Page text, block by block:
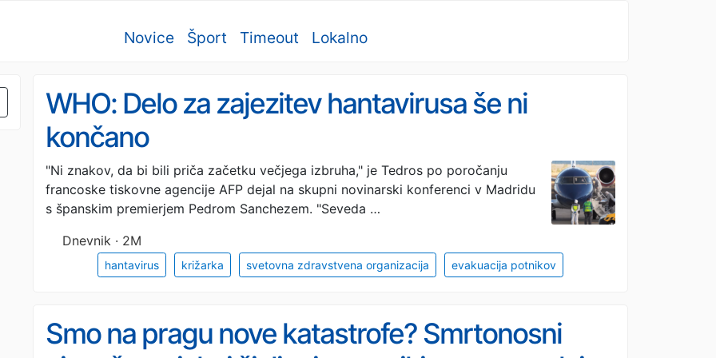
Novice Šport Timeout Lokalno
WHO: Delo za zajezitev hantavirusa še ni
končano
"Ni znakov, da bi bili priča začetku večjega izbruha," je Tedros po poročanju
francoske tiskovne agencije AFP dejal na skupni novinarski konferenci v Madridu
s španskim premierjem Pedrom Sanchezem. "Seveda …
Dnevnik · 2M
hantavirus križarka svetovna zdravstvena organizacija evakuacija potnikov
Smo na pragu nove katastrofe? Smrtonosni